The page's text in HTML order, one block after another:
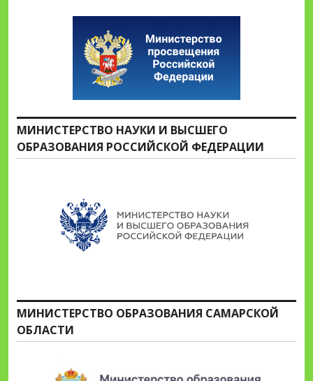
МИНИСТЕРСТВО НАУКИ И ВЫСШЕГО
ОБРАЗОВАНИЯ РОССИЙСКОЙ ФЕДЕРАЦИИ
МИНИСТЕРСТВО ОБРАЗОВАНИЯ САМАРСКОЙ
ОБЛАСТИ